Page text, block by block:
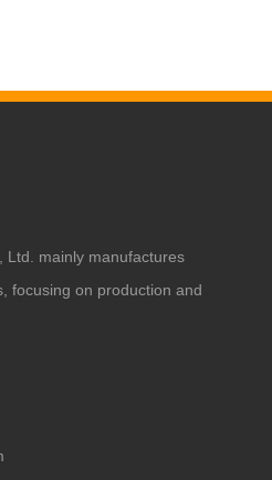
Ltd. mainly manufactures
focusing on production and